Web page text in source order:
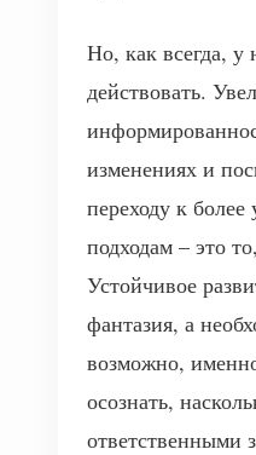
Но, как всегда, у
действовать.
изменениях и
переходу к
подходам – это
Устойчивое
фантазия, а
возможно,
осознать,
ответственными